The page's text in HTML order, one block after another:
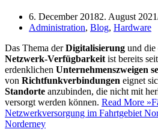
6. December 20182. August 2021
Administration, Blog, Hardware
Das Thema derDigitalisierung und die
Netzwerk-Verfügbarkeit ist bereits
erdenklichen Unternehmenszweigen
von Richtfunkverbindungen eignet
Standorte anzubinden, die nicht mit
versorgt werden können. Read More »
Netzwerkversorgung im Fahrtgebiet
Norderney